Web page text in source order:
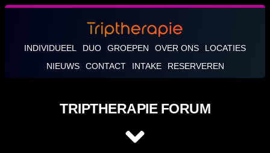
INDIVIDUEEL DUO GROEPEN OVER ONS
LOCATIES
NIEUWS
CONTACT INTAKE RESERVEREN
TRIPTHERAPIE FORUM